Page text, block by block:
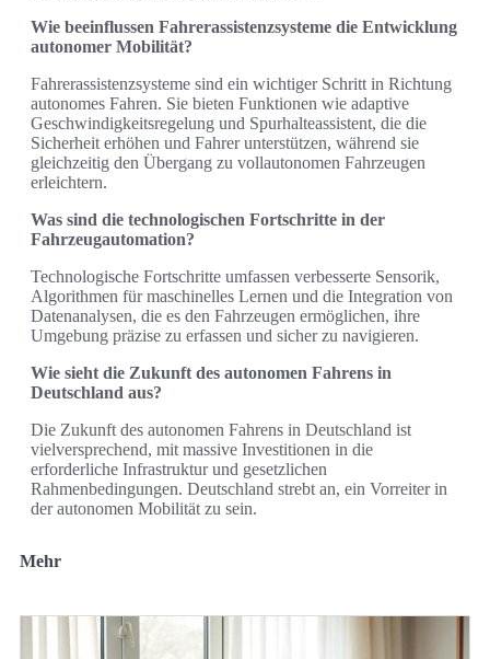
Wie beeinflussen Fahrerassistenzsysteme die Entwicklung
autonomer Mobilität?
Fahrerassistenzsysteme sind ein wichtiger Schritt in Richtung
autonomes Fahren. Sie bieten Funktionen wie adaptive
Geschwindigkeitsregelung und Spurhalteassistent, die die
Sicherheit erhöhen und Fahrer unterstützen, während sie
gleichzeitig den Übergang zu vollautonomen Fahrzeugen
erleichtern.
Was sind die technologischen Fortschritte in der
Fahrzeugautomation?
Technologische Fortschritte umfassen verbesserte Sensorik,
Algorithmen für maschinelles Lernen und die Integration von
Datenanalysen, die es den Fahrzeugen ermöglichen, ihre
Umgebung präzise zu erfassen und sicher zu navigieren.
Wie sieht die Zukunft des autonomen Fahrens in
Deutschland aus?
Die Zukunft des autonomen Fahrens in Deutschland ist
vielversprechend, mit massive Investitionen in die
erforderliche Infrastruktur und gesetzlichen
Rahmenbedingungen. Deutschland strebt an, ein Vorreiter in
der autonomen Mobilität zu sein.
Mehr